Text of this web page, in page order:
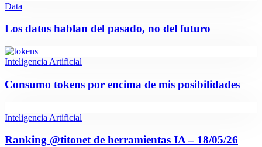
Data
Los datos hablan del pasado, no del futuro
Inteligencia Artificial
Consumo tokens por encima de mis posibilidades
Inteligencia Artificial
Ranking @titonet de herramientas IA – 18/05/26